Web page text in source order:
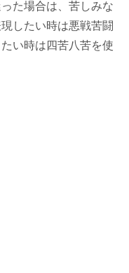
た場合は、苦しみな
したい時は悪戦苦闘
い時は四苦八苦を使